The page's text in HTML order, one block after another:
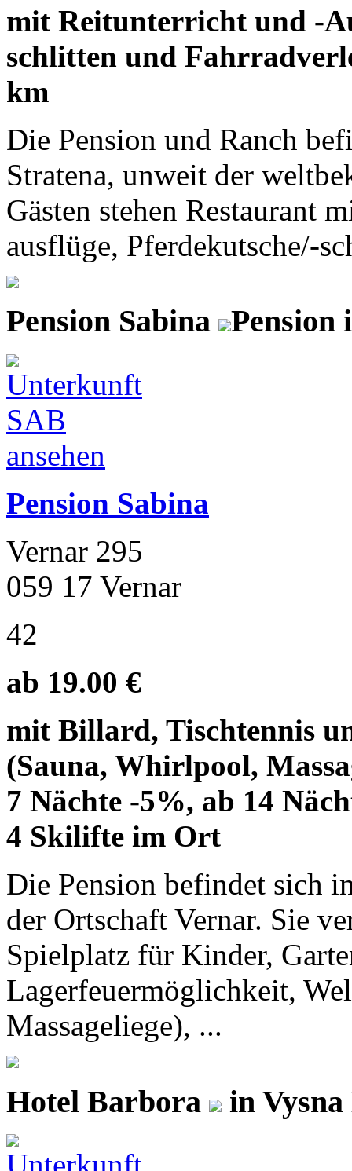
mit Reitunterricht und -
schlitten und
km
Die Pension und Ranch
Stratena, unweit der
Gästen stehen Restaurant
ausflüge, Pferdekutsche/-
Pension Sabina Pension
Pension Sabina
Vernar 295
059 17 Vernar
42
ab 19.00 €
mit Billard, Tischtennis
(Sauna, Whirlpool,
7 Nächte -5%, ab 14
4 Skilifte im Ort
Die Pension befindet sich
der Ortschaft Vernar. Sie
Spielplatz für Kinder,
Lagerfeuermöglichkeit,
Massageliege), ...
Hotel Barbora in Vysna